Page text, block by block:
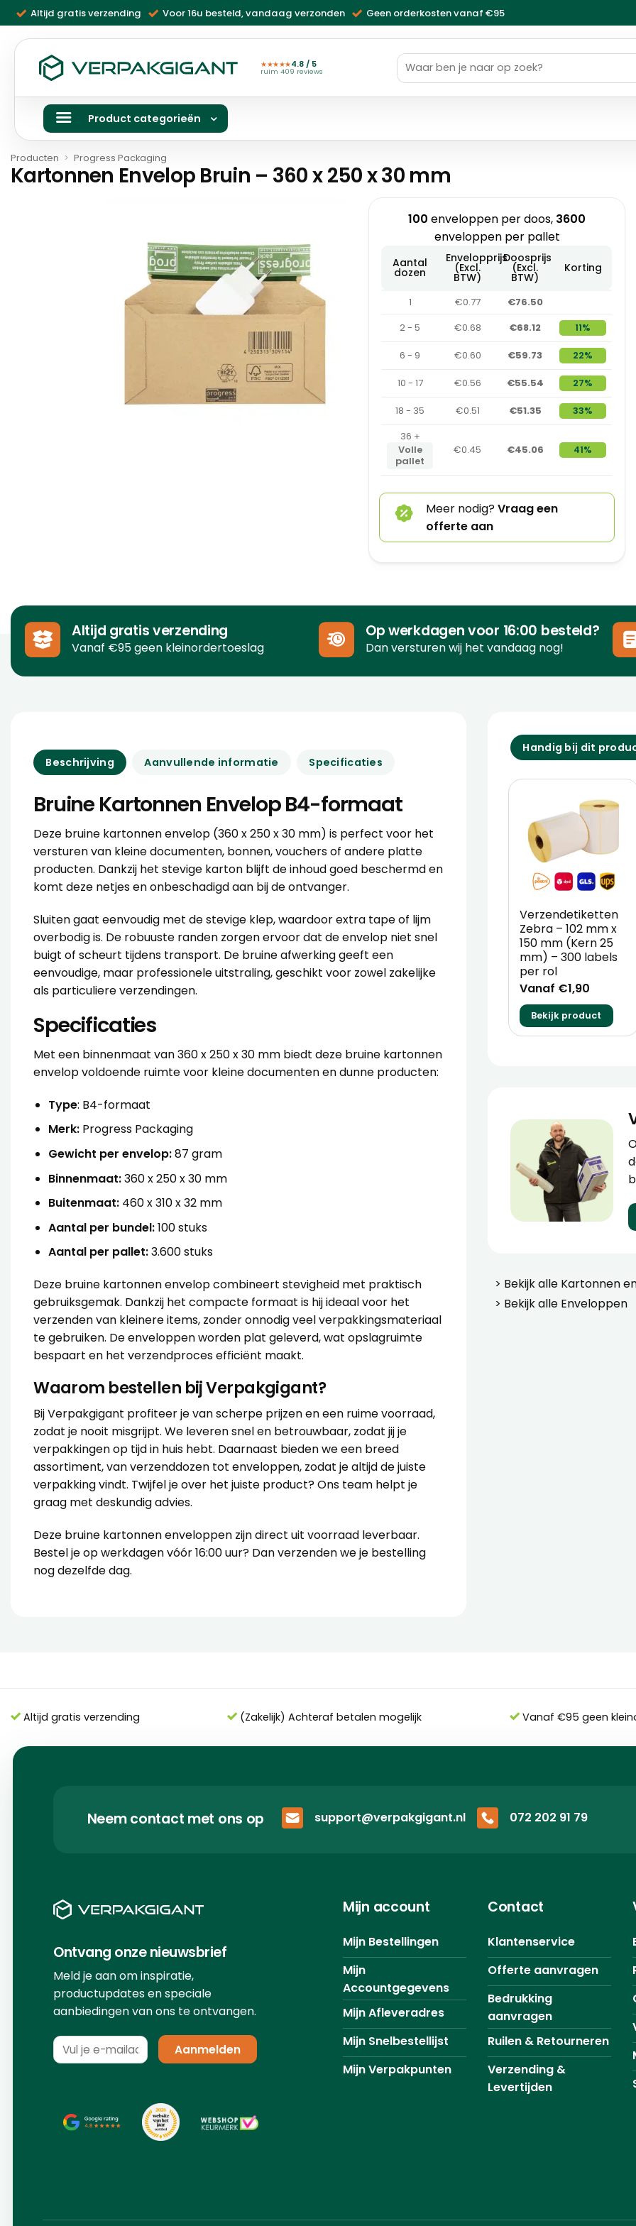
naar
inhoud
Altijd gratis verzending Voor 16u besteld, vandaag verzonden Geen orderkosten vanaf €95
★★★★★4.8 / 5
ruim 409 reviews
Zoeken
naar:
Product categorieën
Producten > Progress Packaging
Kartonnen Envelop Bruin – 360 x 250 x 30 mm
100 enveloppen per doos, 3600
enveloppen per pallet
Aantal
dozen
Envelopprijs
(Excl.
BTW)
Doosprijs
(Excl.
BTW)
Korting
1 €0.77
€76.50
2 - 5
€0.68 €68.12 11%
6 - 9 €0.60 €59.73 22%
10 - 17 €0.56 €55.54 27%
18 - 35 €0.51 €51.35
33%
36 +
Volle
pallet
€0.45 €45.06 41%
Meer nodig?Vraag een
offerte aan
Altijd gratis verzending
Vanaf €95 geen kleinordertoeslag
Op werkdagen voor 16:00 besteld?
Dan versturen wij het vandaag nog!
Beschrijving Aanvullende informatie Specificaties
Bruine Kartonnen Envelop B4-formaat
Deze bruine kartonnen envelop (360 x 250 x 30 mm) is perfect voor het
versturen van kleine documenten, bonnen, vouchers of andere platte
producten. Dankzij het stevige karton blijft de inhoud goed beschermd en
komt deze netjes en onbeschadigd aan bij de ontvanger.
Sluiten gaat eenvoudig met de stevige klep, waardoor extra tape of lijm
overbodig is. De robuuste randen zorgen ervoor dat de envelop niet snel
buigt of scheurt tijdens transport. De bruine afwerking geeft een
eenvoudige, maar professionele uitstraling, geschikt voor zowel zakelijke
als particuliere verzendingen.
Specificaties
Met een binnenmaat van 360 x 250 x 30 mm biedt deze bruine kartonnen
envelop voldoende ruimte voor kleine documenten en dunne producten:
Type: B4-formaat
Merk:Progress Packaging
Gewicht per envelop:87 gram
Binnenmaat:360 x 250 x 30 mm
Buitenmaat:460 x 310 x 32 mm
Aantal per bundel:100 stuks
Aantal per pallet:3.600 stuks
Deze bruine kartonnen envelop combineert stevigheid met praktisch
gebruiksgemak. Dankzij het compacte formaat is hij ideaal voor het
verzenden van kleinere items, zonder onnodig veel verpakkingsmateriaal
te gebruiken. De enveloppen worden plat geleverd, wat opslagruimte
bespaart en het verzendproces efficiënt maakt.
Waarom bestellen bij Verpakgigant?
Bij Verpakgigant profiteer je van scherpe prijzen en een ruime voorraad,
zodat je nooit misgrijpt. We leveren snel en betrouwbaar, zodat jij je
verpakkingen op tijd in huis hebt. Daarnaast bieden we een breed
assortiment, van verzenddozen tot enveloppen, zodat je altijd de juiste
verpakking vindt. Twijfel je over het juiste product? Ons team helpt je
graag met deskundig advies.
Deze bruine kartonnen enveloppen zijn direct uit voorraad leverbaar.
Bestel je op werkdagen vóór 16:00 uur? Dan verzenden we je bestelling
nog dezelfde dag.
Handig bij dit
Verzendetiketten
Zebra – 102 mm x
150 mm (Kern 25
mm) – 300 labels
per rol
Vanaf €1,90
Bekijk product
> Bekijk alle Kartonnen
> Bekijk alle Enveloppen
Altijd gratis verzending (Zakelijk) Achteraf betalen mogelijk Vanaf €95 geen
Neem contact met ons op support@verpakgigant.nl 072 202 91 79
Ontvang onze nieuwsbrief
Meld je aan om inspiratie,
productupdates en speciale
aanbiedingen van ons te ontvangen.
Mijn account
Mijn Bestellingen
Mijn
Accountgegevens
Mijn Afleveradres
Mijn Snelbestellijst
Mijn Verpakpunten
Contact
Klantenservice
Offerte aanvragen
Bedrukking
aanvragen
Ruilen & Retourneren
Verzending &
Levertijden